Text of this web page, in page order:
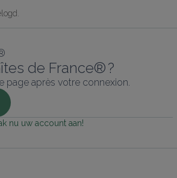
de France® ?
page après votre connexion.
nu uw account aan!